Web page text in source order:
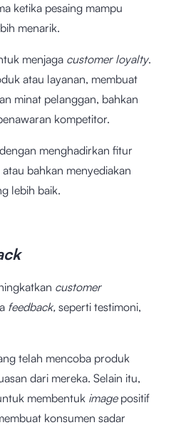
ketika pesaing mampu
menarik.
menjaga customer loyalty.
atau layanan, membuat
minat pelanggan, bahkan
kompetitor.
menghadirkan fitur
bahkan menyediakan
lebih baik.
customer
feedback, seperti testimoni,
telah mencoba produk
dari mereka. Selain itu,
membentuk imagepositif
konsumen sadar